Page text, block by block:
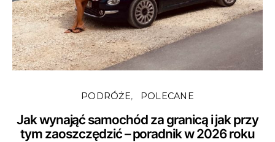
PODRÓŻE POLECANE
Jak wynająć samochód za granicą i jak przy
tym zaoszczędzić – poradnik w 2026 roku